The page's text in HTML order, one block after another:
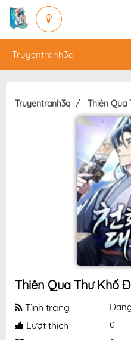
Truyentranh3q
Truyentranh3q Thiên Qua
Thiên Qua Thư Khố
Tình trạng
Lượt thích 0